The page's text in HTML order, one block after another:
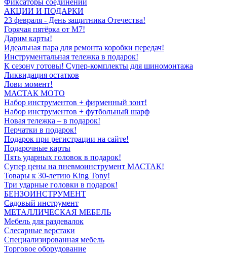
Фиксаторы соединений
АКЦИИ И ПОДАРКИ
23 февраля - День защитника Отечества!
Горячая пятёрка от M7!
Дарим карты!
Идеальная пара для ремонта коробки передач!
Инструментальная тележка в подарок!
К сезону готовы! Супер-комплекты для шиномонтажа
Ликвидация остатков
Лови момент!
МАСТАК МОТО
Набор инструментов + фирменный зонт!
Набор инструментов + футбольный шарф
Новая тележка – в подарок!
Перчатки в подарок!
Подарок при регистрации на сайте!
Подарочные карты
Пять ударных головок в подарок!
Супер цены на пневмоинструмент МАСТАК!
Товары к 30-летию King Tony!
Три ударные головки в подарок!
БЕНЗОИНСТРУМЕНТ
Садовый инструмент
МЕТАЛЛИЧЕСКАЯ МЕБЕЛЬ
Мебель для раздевалок
Слесарные верстаки
Специализированная мебель
Торговое оборудование